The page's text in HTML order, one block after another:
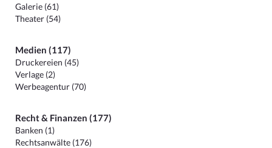
Galerie (61)
Theater (54)
Medien (117)
Druckereien (45)
Verlage (2)
Werbeagentur (70)
Recht & Finanzen (177)
Banken (1)
Rechtsanwälte (176)